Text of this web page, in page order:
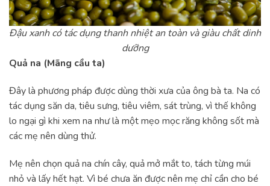
Đậu xanh có tác dụng thanh nhiệt an toàn và giàu chất dinh
dưỡng
Quả na (Mãng cầu ta)
Đây là phương pháp được dùng thời xưa của ông bà ta. Na có
tác dụng săn da, tiêu sưng, tiêu viêm, sát trùng, vì thế không
lo ngại gì khi xem na như là một mẹo mọc răng không sốt mà
các mẹ nên dùng thử.
Mẹ nên chọn quả na chín cây, quả mở mắt to, tách từng múi
nhỏ và lấy hết hạt. Vì bé chưa ăn được nên mẹ chỉ cần cho bé